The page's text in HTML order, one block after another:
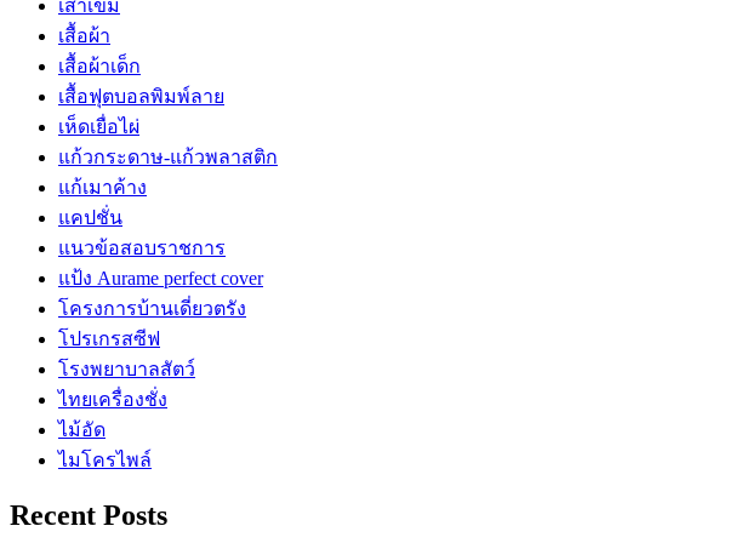
เสาเข็ม
เสื้อผ้า
เสื้อผ้าเด็ก
เสื้อฟุตบอลพิมพ์ลาย
เห็ดเยื่อไผ่
แก้วกระดาษ-แก้วพลาสติก
แก้เมาค้าง
แคปชั่น
แนวข้อสอบราชการ
แป้ง Aurame perfect cover
โครงการบ้านเดี่ยวตรัง
โปรเกรสซีฟ
โรงพยาบาลสัตว์
ไทยเครื่องชั่ง
ไม้อัด
ไมโครไพล์
Recent Posts